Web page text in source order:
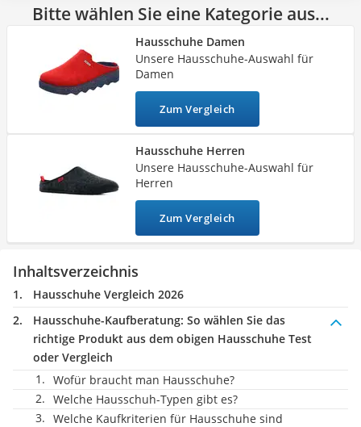
Lederhose
Bademantel Herren
Beheizbare Handschuhe
Gesundheitsschuhe
darüber hinaus dringend rutschfest sein. Im Sommer sind
Setzen Sie dann vor allem
auf atmungsaktive Produkte,die auf Innenfutter komplett
verzichten. Am besten wählen Sie gleich für beide
Jahreszeiten ein passendes Paar aus unserer Test- bzw.
Vergleichstabelle. So sind Sie für das gesamte Jahr bestens
Bitte wählen Sie eine Kategorie aus...
Hausschuhe Damen
Unsere Hausschuhe-Auswahl für
Damen
Zum Vergleich
Hausschuhe Herren
Unsere Hausschuhe-Auswahl für
Herren
Zum Vergleich
Inhaltsverzeichnis
Hausschuhe Vergleich 2026
Hausschuhe-Kaufberatung: So wählen Sie das
richtige Produkt aus dem obigen Hausschuhe Test
oder Vergleich
Wofür braucht man Hausschuhe?
Welche Hausschuh-Typen gibt es?
Welche Kaufkriterien für Hausschuhe sind